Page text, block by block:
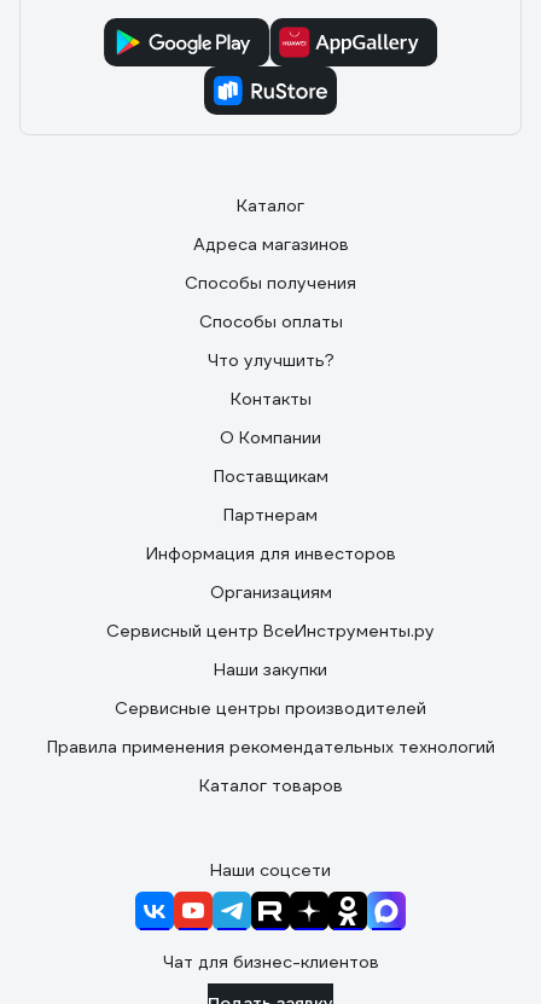
Каталог
Адреса магазинов
Способы получения
Способы оплаты
Что улучшить?
Контакты
О Компании
Поставщикам
Партнерам
Информация для инвесторов
Организациям
Сервисный центр ВсеИнструменты.ру
Наши закупки
Сервисные центры производителей
Правила применения рекомендательных технологий
Каталог товаров
Наши соцсети
Чат для бизнес-клиентов